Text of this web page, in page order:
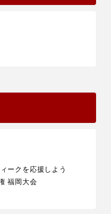
ークを応援しよう
福岡大会